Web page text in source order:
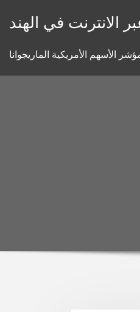
الانترنت في الهند
الأسهم الأمريكية الماريجوانا